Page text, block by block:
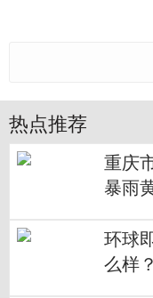
热点推荐
重庆
暴雨
环球
么样